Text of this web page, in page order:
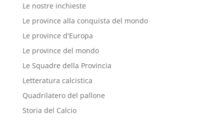
Le nostre inchieste
Le province alla conquista del mondo
Le province d'Europa
Le province del mondo
Le Squadre della Provincia
Letteratura calcistica
Quadrilatero del pallone
Storia del Calcio